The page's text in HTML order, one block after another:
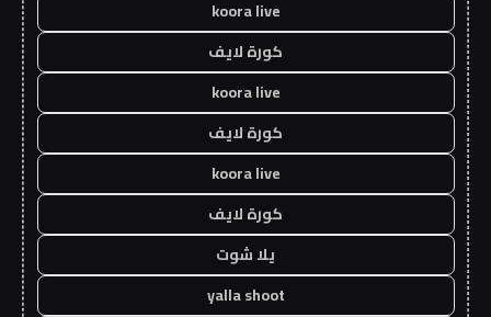
koora live
كورة لايف
koora live
كورة لايف
koora live
كورة لايف
يلا شوت
yalla shoot